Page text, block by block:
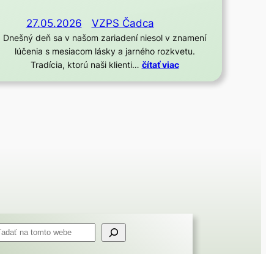
27.05.2026 VZPS Čadca
Dnešný deň sa v našom zariadení niesol v znamení
lúčenia s mesiacom lásky a jarného rozkvetu.
Tradícia, ktorú naši klienti… čítať viac